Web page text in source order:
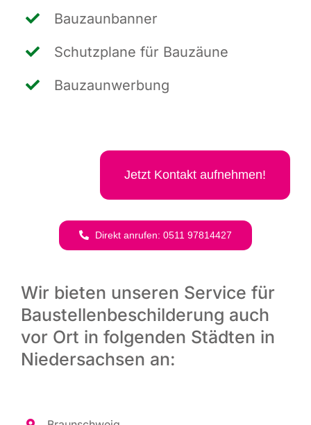
Bau­zaun­ban­ner
Schutz­pla­ne für Bauzäune
Bau­zaun­wer­bung
Jetzt Kon­takt aufnehmen!
Direkt anru­fen: 0511 97814427
Wir bieten unseren Service für
Baustellenbeschilderung auch
vor Ort in folgenden Städten in
Niedersachsen an: